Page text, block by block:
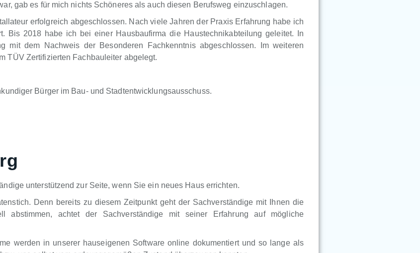
gab es für mich nichts Schöneres als auch diesen Berufsweg einzuschlagen.
erfolgreich abgeschlossen. Nach viele Jahren der Praxis Erfahrung habe ich
Bis 2018 habe ich bei einer Hausbaufirma die Haustechnikabteilung geleitet. In
mit dem Nachweis der Besonderen Fachkenntnis abgeschlossen. Im weiteren
TÜV Zertifizierten Fachbauleiter abgelegt.
Bürger im Bau- und Stadtentwicklungsausschuss.
unterstützend zur Seite, wenn Sie ein neues Haus errichten.
Denn bereits zu diesem Zeitpunkt geht der Sachverständige mit Ihnen die
abstimmen, achtet der Sachverständige mit seiner Erfahrung auf mögliche
werden in unserer hauseigenen Software online dokumentiert und so lange als